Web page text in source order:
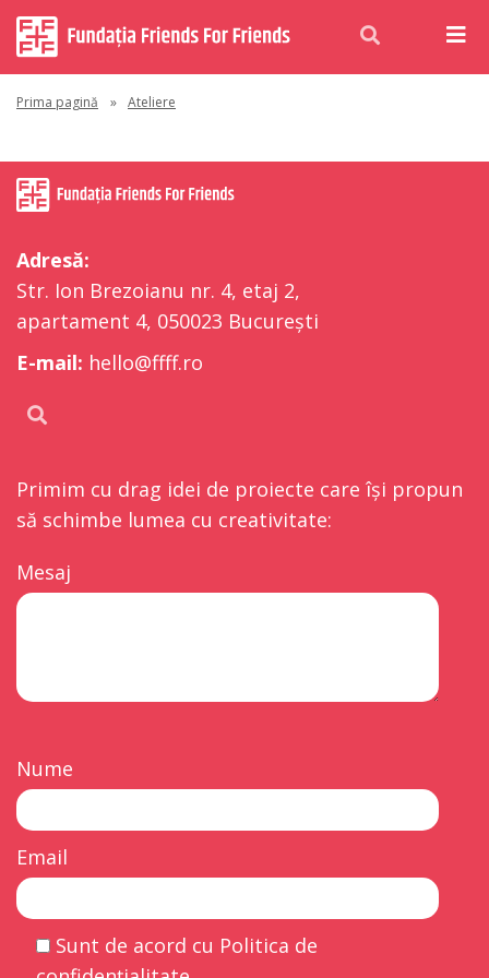
Prima pagină » Ateliere
Adresă:
Str. Ion Brezoianu nr. 4, etaj 2,
apartament 4, 050023 București
E-mail: hello@ffff.ro
Primim cu drag idei de proiecte care își propun
să schimbe lumea cu creativitate:
Mesaj
Nume
Email
Sunt de acord cu Politica de